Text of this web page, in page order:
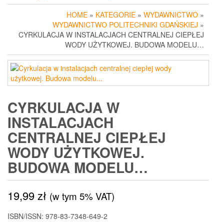
HOME » KATEGORIE » WYDAWNICTWO »
WYDAWNICTWO POLITECHNIKI GDAŃSKIEJ »
CYRKULACJA W INSTALACJACH CENTRALNEJ CIEPŁEJ
WODY UŻYTKOWEJ. BUDOWA MODELU…
CYRKULACJA W
INSTALACJACH
CENTRALNEJ CIEPŁEJ
WODY UŻYTKOWEJ.
BUDOWA MODELU…
19,99zł (w tym 5% VAT)
ISBN/ISSN: 978-83-7348-649-2